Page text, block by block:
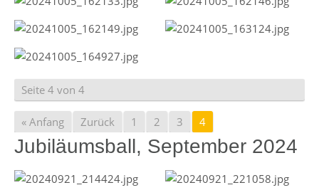
Seite 4 von 4
« Anfang Zurück 1 2 3 4
Jubiläumsball, September 2024